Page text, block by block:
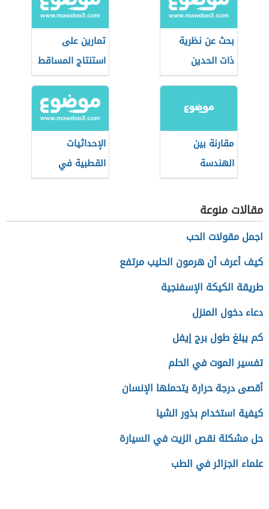
بحث عن نظرية
ذات الحدين
تمارين على
استنتاج المساقط
في الرسم
الهندسي
مقارنة بين
الهندسة
الإقليدية
واللاإقليدية
الإحداثيات
القطبية في
الرياضيات
مقالات منوعة
اجمل مقولات الحب
كيف أعرف أن هرمون الحليب مرتفع
طريقة الكيكة الإسفنجية
دعاء دخول المنزل
كم يبلغ طول برج إيفل
تفسير الموت في الحلم
أقصى درجة حرارة يتحملها الإنسان
كيفية استخدام بذور الشيا
حل مشكلة نقص الزيت في السيارة
علماء الجزائر في الطب